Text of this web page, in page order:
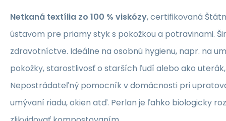
Netkaná textília zo 100 % viskózy, certifikovaná
ústavom pre priamy styk s pokožkou a potravinami.
zdravotníctve. Ideálne na osobnú hygienu, napr. na
pokožky, starostlivosť o starších ľudí alebo ako
Nepostrádateľný pomocník v domácnosti pri
umývaní riadu, okien atď. Perlan je ľahko biologicky